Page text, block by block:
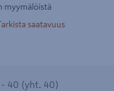
myymälöistä
saatavuus
40 (yht. 40)